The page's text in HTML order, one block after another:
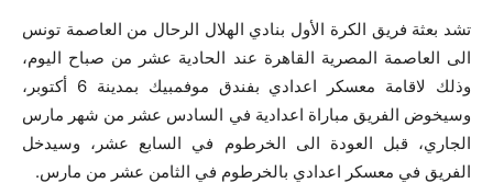
تشد بعثة فريق الكرة الأول بنادي الهلال الرحال من العاصمة تونس
الى العاصمة المصرية القاهرة عند الحادية عشر من صباح اليوم،
وذلك لاقامة معسكر اعدادي بفندق موفمبيك بمدينة 6 أكتوبر،
وسيخوض الفريق مباراة اعدادية في السادس عشر من شهر مارس
الجاري، قبل العودة الى الخرطوم في السابع عشر، وسيدخل
الفريق في معسكر اعدادي بالخرطوم في الثامن عشر من مارس.